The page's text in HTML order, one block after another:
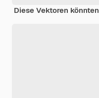
Diese Vektoren